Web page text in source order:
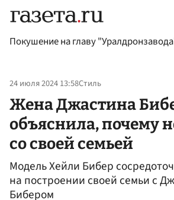
Покушение на главу
24 июля 2024 13:58Стиль
Жена Джастина
объяснила, почему
со своей семьей
Модель Хейли Бибер
на построении своей семьи с
Бибером